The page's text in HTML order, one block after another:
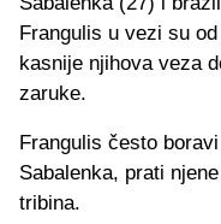
Frangulis u vezi su
kasnije njihova veza
zaruke.
Frangulis često
Sabalenka, prati
tribina.